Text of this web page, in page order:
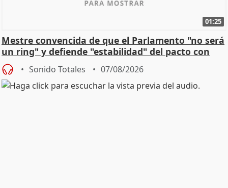
01:25
Mestre convencida de que el Parlamento "no será
un ring" y defiende "estabilidad" del pacto con
Vox
Sonido Totales 07/08/2026